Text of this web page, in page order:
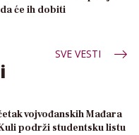
će ih dobiti
SVE VESTI
vojvođanskih Mađara
podrži studentsku listu